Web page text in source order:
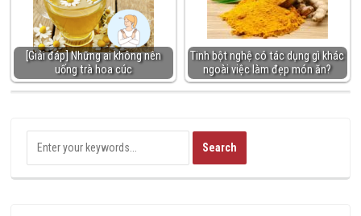
[Giải đáp] Những ai không nên
uống trà hoa cúc
Tinh bột nghệ có tác dụng gì khác
ngoài việc làm đẹp món ăn?